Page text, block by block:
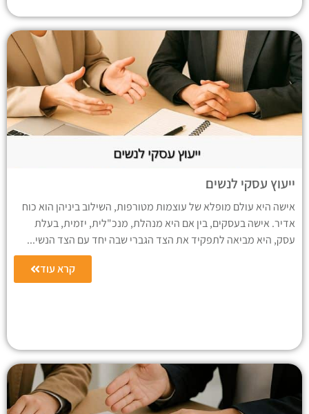
ייעוץ עסקי לנשים
אישה היא עולם מופלא של עוצמות מטורפות, השילוב ביניהן הוא כוח
אדיר. אישה בעסקים, בין אם היא מנהלת, מנכ"לית, יזמית, בעלת
עסק, היא מביאה לתפקיד את הצד הגברי שבה יחד עם הצד הנשי...
קרא עוד